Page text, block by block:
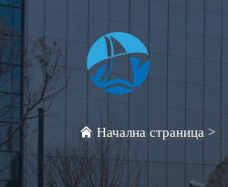
Начална страница >